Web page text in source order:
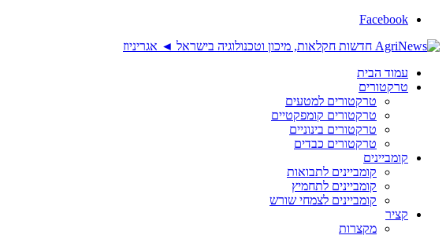
Facebook
עמוד הבית
טרקטורים
טרקטורים למטעים
טרקטורים קומפקטיים
טרקטורים בינוניים
טרקטורים כבדים
קומביינים
קומביינים לתבואות
קומביינים לתחמיץ
קומביינים לצמחי שורש
קציר
מקצרות